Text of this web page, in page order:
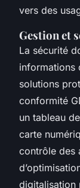
vers des
Gestion et
La sécurité
informations
solutions
conformité
un tableau
carte
contrôle des
digitalisation